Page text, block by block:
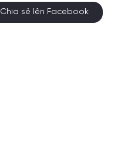
Chia sẻ lên Facebook